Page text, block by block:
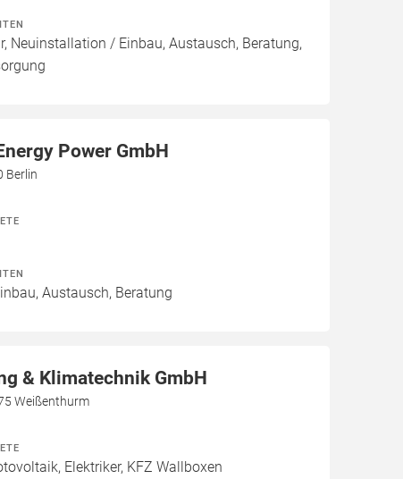
Neuinstallation / Einbau, Austausch, Beratung,
Power GmbH
Berlin
Austausch, Beratung
& Klimatechnik GmbH
Weißenthurm
Elektriker, KFZ Wallboxen